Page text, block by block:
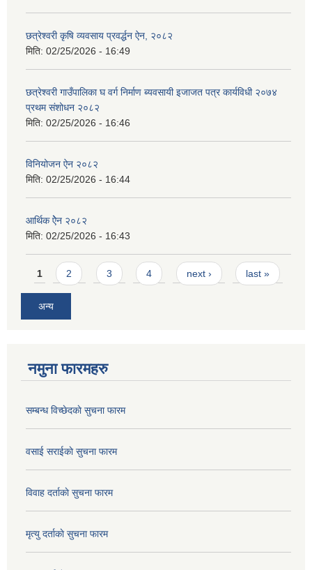
छत्रेश्‍वरी कृषि व्यवसाय प्रवर्द्धन ऐन, २०८२
मिति: 02/25/2026 - 16:49
छत्रेश्वरी गाउँपालिका घ वर्ग निर्माण ब्यवसायी इजाजत पत्र कार्यविधी २०७४
प्रथम संशोधन २०८२
मिति: 02/25/2026 - 16:46
विनियोजन ऐन २०८२
मिति: 02/25/2026 - 16:44
आर्थिक ऐेन २०८२
मिति: 02/25/2026 - 16:43
Pages
1 2 3 4 next › last »
अन्य
नमुना फारमहरु
सम्बन्ध विच्छेदकाे सुचना फारम
वसाई सराईकाे सुचना फारम
विवाह दर्ताकाे सुचना फारम
मृत्यु दर्ताकाे सुचना फारम